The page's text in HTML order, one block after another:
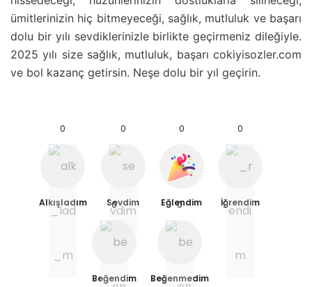
ümitlerinizin hiç bitmeyeceği, sağlık, mutluluk ve başarı
dolu bir yılı sevdiklerinizle birlikte geçirmeniz dileğiyle.
2025 yılı size sağlık, mutluluk, başarı cokiyisozler.com
ve bol kazanç getirsin. Neşe dolu bir yıl geçirin.
0
Alkışladım
0
Sevdim
0
Eğlendim
0
İğrendim
0
Beğendim
0
Beğenmedim